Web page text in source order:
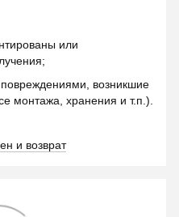
или
возникшие
монтажа, хранения и т.п.).
и возврат